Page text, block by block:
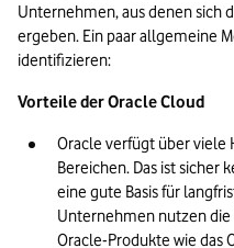
Unternehmen, aus denen sich
ergeben. Ein paar allgemeine
identifizieren:
Vorteile der Oracle Cloud
Oracle verfügt über viele
Bereichen. Das ist sicher
eine gute Basis für
Unternehmen nutzen
Oracle-Produkte wie das